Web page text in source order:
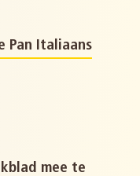
Pan Italiaans
mee te